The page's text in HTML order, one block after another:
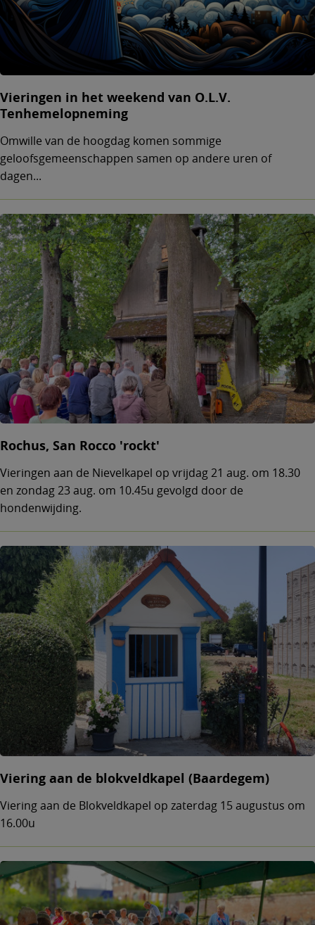
Vieringen in het weekend van O.L.V.
Tenhemelopneming
Omwille van de hoogdag komen sommige
geloofsgemeenschappen samen op andere uren of
dagen...
Rochus, San Rocco 'rockt'
Vieringen aan de Nievelkapel op vrijdag 21 aug. om 18.30
en zondag 23 aug. om 10.45u gevolgd door de
hondenwijding.
Viering aan de blokveldkapel (Baardegem)
Viering aan de Blokveldkapel op zaterdag 15 augustus om
16.00u